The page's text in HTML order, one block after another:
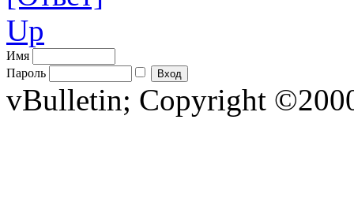
Up
Имя
Пароль
vBulletin; Copyright